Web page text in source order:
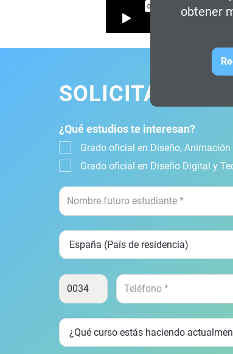
obtener
SOLICITA
¿Qué estudios te interesan?
Grado oficial en Diseño,
Grado oficial en Diseño Digital y